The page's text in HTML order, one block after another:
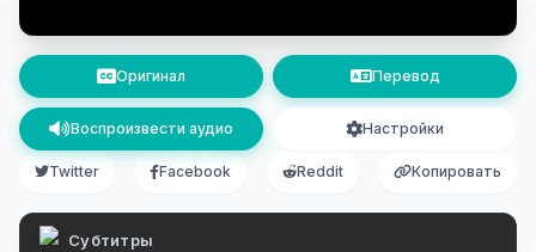
Оригинал Перевод
Воспроизвести аудио Настройки
Twitter Facebook Reddit Копировать
Субтитры